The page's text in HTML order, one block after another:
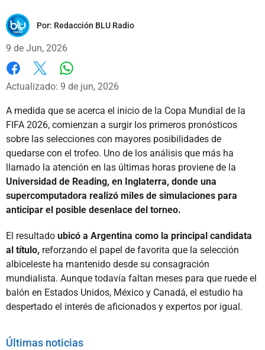
Por: Redacción BLU Radio
9 de Jun, 2026
Facebook
X Whatsapp
Actualizado: 9 de jun, 2026
A medida que se acerca el inicio de la Copa Mundial de la
FIFA 2026, comienzan a surgir los primeros pronósticos
sobre las selecciones con mayores posibilidades de
quedarse con el trofeo. Uno de los análisis que más ha
llamado la atención en las últimas horas proviene de la
Universidad de Reading, en Inglaterra, donde una
supercomputadora realizó miles de simulaciones para
anticipar el posible desenlace del torneo.
El resultado ubicó a Argentina como la principal candidata
al título, reforzando el papel de favorita que la selección
albiceleste ha mantenido desde su consagración
mundialista. Aunque todavía faltan meses para que ruede el
balón en Estados Unidos, México y Canadá, el estudio ha
despertado el interés de aficionados y expertos por igual.
Últimas noticias